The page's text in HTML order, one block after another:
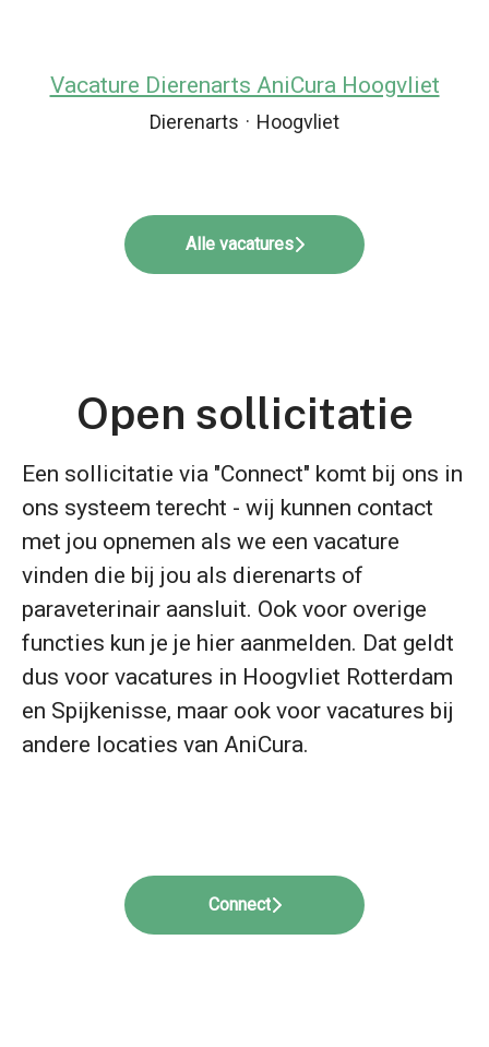
Vacature Dierenarts AniCura Hoogvliet
Dierenarts · Hoogvliet
Alle vacatures
Open sollicitatie
Een sollicitatie via "Connect" komt bij ons in
ons systeem terecht - wij kunnen contact
met jou opnemen als we een vacature
vinden die bij jou als dierenarts of
paraveterinair aansluit. Ook voor overige
functies kun je je hier aanmelden. Dat geldt
dus voor vacatures in Hoogvliet Rotterdam
en Spijkenisse, maar ook voor vacatures bij
andere locaties van AniCura.
Connect